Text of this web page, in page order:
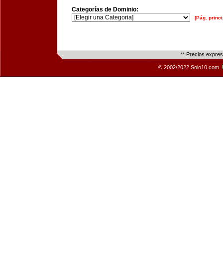
Categorías de Dominio:
[Pág.
** Precios
© 2002/2022 Solo10.com